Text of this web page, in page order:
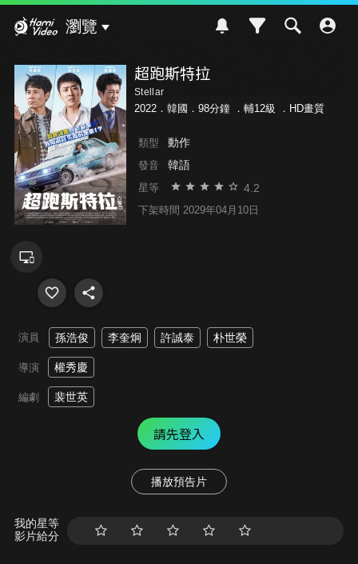
瀏覽
超跑斯特拉
Stellar
2022．韓國．98分鐘 ． 輔12級 ．HD畫質
類型 動作
發音 韓語
星等 4.2
下架時間 2029年04月10日
演員 孫浩俊 李奎炯 許誠泰 朴世榮
導演 權秀慶
編劇 裴世英
請先登入
播放預告片
我的星等
影片給分